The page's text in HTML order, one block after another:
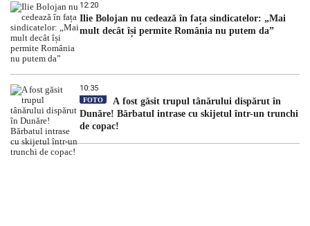
12:20
Ilie Bolojan nu cedează în fața sindicatelor: „Mai
mult decât își permite România nu putem da”
10:35
FOTO
A fost găsit trupul tânărului dispărut în
Dunăre! Bărbatul intrase cu skijetul într-un trunchi
de copac!